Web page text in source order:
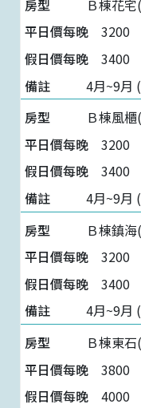
Ｂ棟花
3200
3400
4月~9月
Ｂ棟風
3200
3400
4月~9月
Ｂ棟鎮
3200
3400
4月~9月
Ｂ棟東
3800
4000